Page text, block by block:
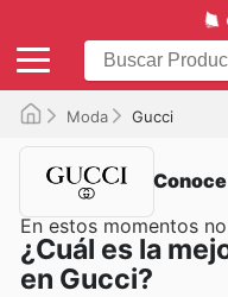
Moda Gucci
En estos momentos
¿Cuál es la
en Gucci?